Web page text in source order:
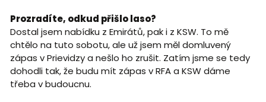
Prozradíte, odkud přišlo laso?
Dostal jsem nabídku z Emirátů, pak i z KSW. To mě
chtělo na tuto sobotu, ale už jsem měl domluvený
zápas v Prievidzy a nešlo ho zrušit. Zatím jsme se tedy
dohodli tak, že budu mít zápas v RFA a KSW dáme
třeba v budoucnu.